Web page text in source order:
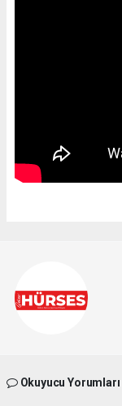
Okuyucu Yorumları